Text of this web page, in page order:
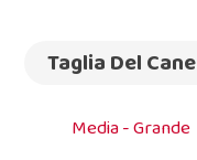
Taglia Del Cane
Media - Grande